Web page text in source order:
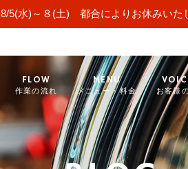
8/5(水)～８(土) 都合によりお休みいた
FLOW
作業の流れ
MENU
メニュー・料金 お客様